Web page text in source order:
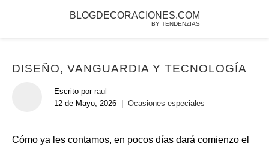
BLOGDECORACIONES.COM
BY TENDENZIAS
DISEÑO, VANGUARDIA Y TECNOLOGÍA
Escrito por raul
12 de Mayo, 2026 | Ocasiones especiales
Cómo ya les contamos, en pocos días dará comienzo el